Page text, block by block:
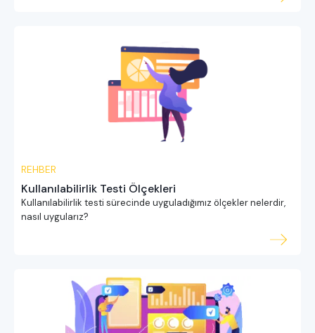
REHBER
Kullanılabilirlik Testi Ölçekleri
Kullanılabilirlik testi sürecinde uyguladığımız ölçekler nelerdir,
nasıl uygularız?